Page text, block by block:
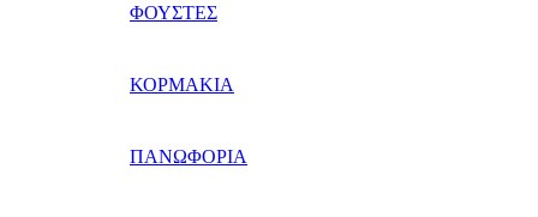
ΦΟΥΣΤΕΣ
ΚΟΡΜΑΚΙΑ
ΠΑΝΩΦΟΡΙΑ